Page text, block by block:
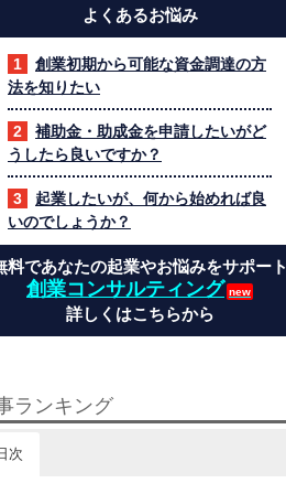
よくあるお悩み
創業初期から可能な資金調達の方
法を知りたい
補助金・助成金を申請したいがど
うしたら良いですか？
起業したいが、何から始めれば良
いのでしょうか？
料であなたの起業やお悩みをサポート
創業コンサルティング
詳しくはこちらから
ランキング
次